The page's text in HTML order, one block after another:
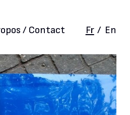
/ Contact Fr / En